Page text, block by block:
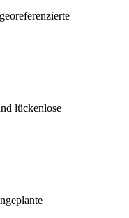
lückenlose